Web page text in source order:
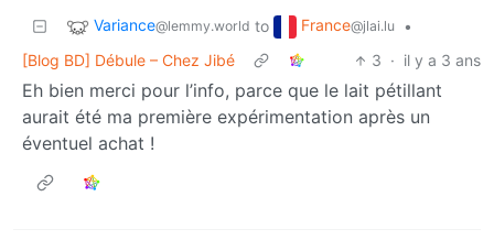
Variance@lemmy.world to France@jlai.lu
•
[Blog BD] Débule – Chez Jibé
3 · il y a 3 ans
Eh bien merci pour l’info, parce que le lait pétillant
aurait été ma première expérimentation après un
éventuel achat !